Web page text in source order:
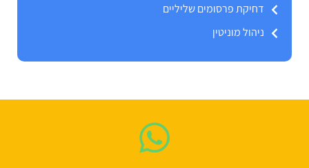
דחיקת פרסומים שליליים
ניהול מוניטין